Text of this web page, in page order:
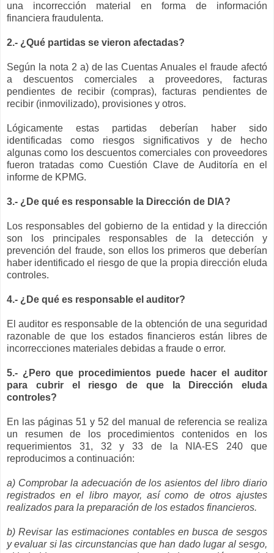
una incorrección material en forma de información
financiera fraudulenta.
2.- ¿Qué partidas se vieron afectadas?
Según la nota 2 a) de las Cuentas Anuales el fraude afectó
a descuentos comerciales a proveedores, facturas
pendientes de recibir (compras), facturas pendientes de
recibir (inmovilizado), provisiones y otros.
Lógicamente estas partidas deberían haber sido
identificadas como riesgos significativos y de hecho
algunas como los descuentos comerciales con proveedores
fueron tratadas como Cuestión Clave de Auditoría en el
informe de KPMG.
3.- ¿De qué es responsable la Dirección de DIA?
Los responsables del gobierno de la entidad y la dirección
son los principales responsables de la detección y
prevención del fraude, son ellos los primeros que deberían
haber identificado el riesgo de que la propia dirección eluda
controles.
4.- ¿De qué es responsable el auditor?
El auditor es responsable de la obtención de una seguridad
razonable de que los estados financieros están libres de
incorrecciones materiales debidas a fraude o error.
5.- ¿Pero que procedimientos puede hacer el auditor
para cubrir el riesgo de que la Dirección eluda
controles?
En las páginas 51 y 52 del manual de referencia se realiza
un resumen de los procedimientos contenidos en los
requerimientos 31, 32 y 33 de la NIA-ES 240 que
reproducimos a continuación:
a) Comprobar la adecuación de los asientos del libro diario
registrados en el libro mayor, así como de otros ajustes
realizados para la preparación de los estados financieros.
b) Revisar las estimaciones contables en busca de sesgos
y evaluar si las circunstancias que han dado lugar al sesgo,